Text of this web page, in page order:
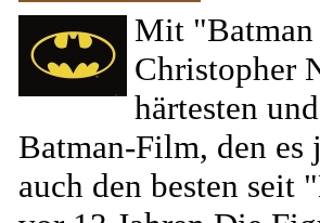
Mit
Christopher
härtesten
Batman-Film, den es
auch den besten seit